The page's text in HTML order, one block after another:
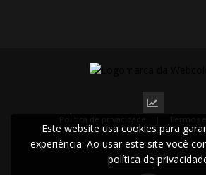
2022 © Todos os direitos
Este website usa cookies para
experiência. Ao usar este site você
política de